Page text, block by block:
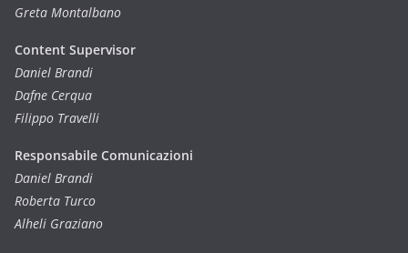
Greta Montalbano
Content Supervisor
Daniel Brandi
Dafne Cerqua
Filippo Travelli
Responsabile Comunicazioni
Daniel Brandi
Roberta Turco
Alheli Graziano